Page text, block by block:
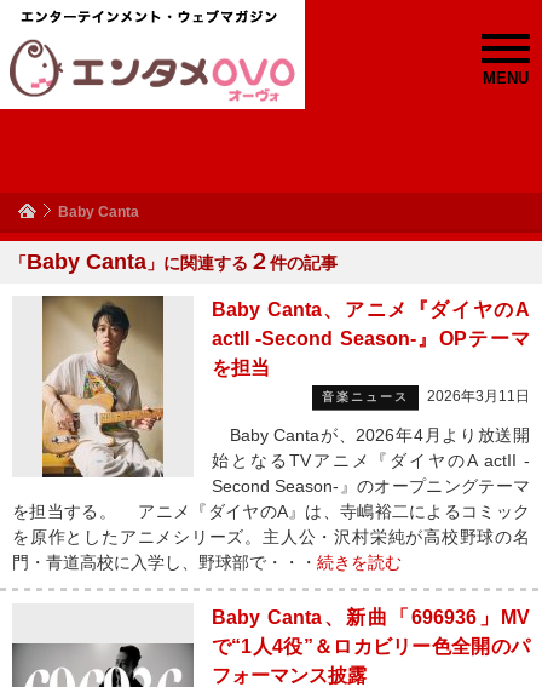
MENU
Baby Canta
「Baby Canta 」に関連する ２件の記事
Baby Canta、アニメ『ダイヤのA
actII -Second Season-』OPテーマ
を担当
音楽ニュース 2026年3月11日
Baby Cantaが、2026年4月より放送開
始となるTVアニメ『ダイヤのA actII -
Second Season-』のオープニングテーマ
を担当する。 アニメ『ダイヤのA』は、寺嶋裕二によるコミック
を原作としたアニメシリーズ。主人公・沢村栄純が高校野球の名
門・青道高校に入学し、野球部で・・・ 続きを読む
Baby Canta、新曲「696936」MV
で“1人4役”＆ロカビリー色全開のパ
フォーマンス披露